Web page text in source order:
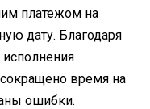
платежом на
дату. Благодаря
сокращено время на
ошибки.